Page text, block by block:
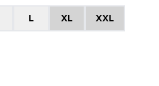
L XL XXL